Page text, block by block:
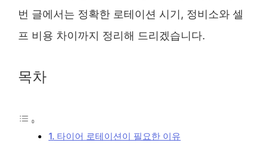
번 글에서는 정확한 로테이션 시기, 정비소와 셀
프 비용 차이까지 정리해 드리겠습니다.
목차
1. 타이어 로테이션이 필요한 이유